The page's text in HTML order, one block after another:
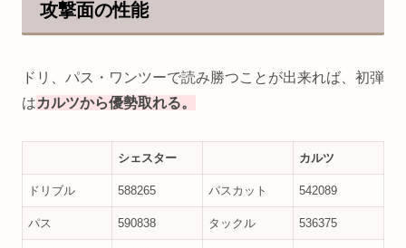
攻撃面の性能
ドリ、パス・ワンツーで読み勝つことが出来れば、初弾
はカルツから優勢取れる。
シェスター カルツ
ドリブル 588265 パスカット 542089
パス 590838 タックル 536375